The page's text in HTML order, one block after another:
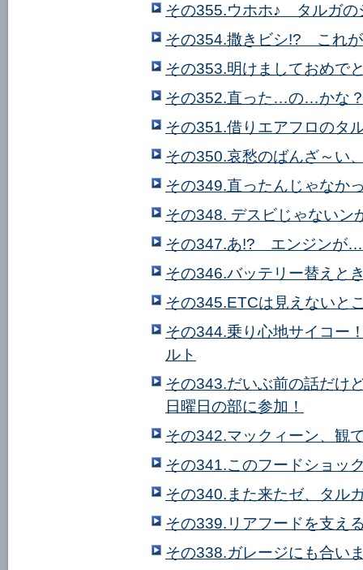
その355.ウホホ♪ タルガの
その354.撒きビシ!? これ
その353.明けましておめで
その352.直った…の…かな
その351.借りエアフロのタ
その350.哀愁のばんざ～い
その349.直ったんじゃなか
その348. デスビじゃないン
その347.あ!? エンジンが
その346.バッテリー替えと
その345.ETCは見えないと
その344.乗り心地サイコー
ルト
その343.だいぶ前の話だ
日曜日の部に参加！
その342.マックィーン、観
その341.このフードショッ
その340.また来たゼ、タル
その339.リアフードを支え
その338.ガレージにも合い